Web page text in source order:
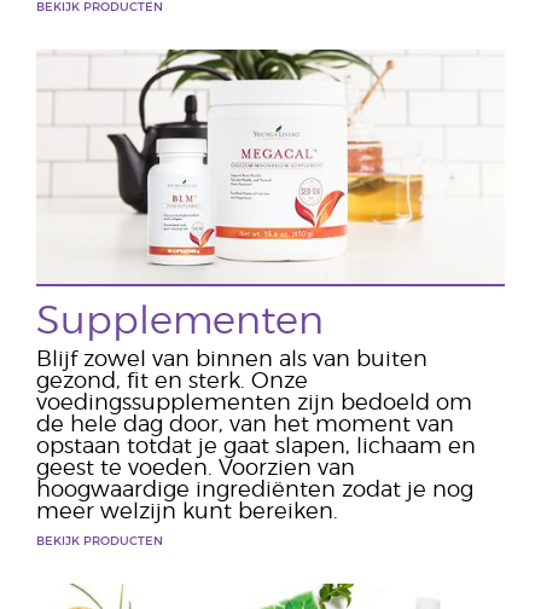
BEKIJK PRODUCTEN
Supplementen
Blijf zowel van binnen als van buiten
gezond, fit en sterk. Onze
voedingssupplementen zijn bedoeld om
de hele dag door, van het moment van
opstaan totdat je gaat slapen, lichaam en
geest te voeden. Voorzien van
hoogwaardige ingrediënten zodat je nog
meer welzijn kunt bereiken.
BEKIJK PRODUCTEN